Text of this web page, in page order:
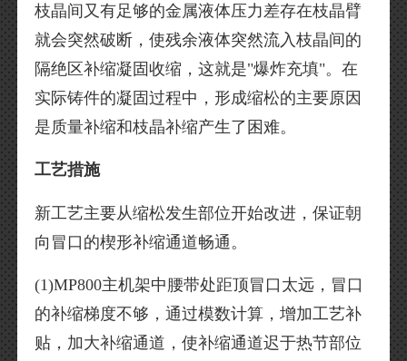
枝晶间又有足够的金属液体压力差存在枝晶臂
就会突然破断，使残余液体突然流入枝晶间的
隔绝区补缩凝固收缩，这就是"爆炸充填"。在
实际铸件的凝固过程中，形成缩松的主要原因
是质量补缩和枝晶补缩产生了困难。
工艺措施
新工艺主要从缩松发生部位开始改进，保证朝
向冒口的楔形补缩通道畅通。
(1)MP800主机架中腰带处距顶冒口太远，冒口
的补缩梯度不够，通过模数计算，增加工艺补
贴，加大补缩通道，使补缩通道迟于热节部位